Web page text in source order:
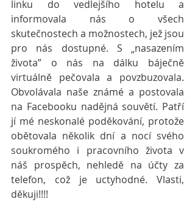
linku do vedlejšího hotelu a
informovala nás o všech
skutečnostech a možnostech, jež jsou
pro nás dostupné. S „nasazením
života” o nás na dálku báječně
virtuálně pečovala a povzbuzovala.
Obvolávala naše známé a postovala
na Facebooku nadějná souvětí. Patří
jí mé neskonalé poděkování, protože
obětovala několik dní a nocí svého
soukromého i pracovního života v
náš prospěch, nehledě na účty za
telefon, což je uctyhodné. Vlasti,
děkuji!!!!